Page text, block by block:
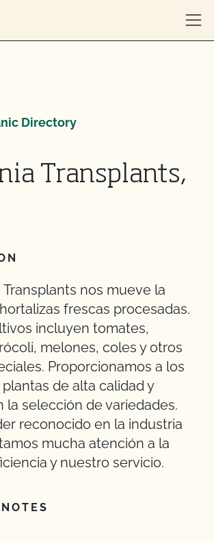
Directory
Transplants,
Transplants nos mueve la
frescas procesadas.
incluyen tomates,
melones, coles y otros
Proporcionamos a los
de alta calidad y
la selección de variedades.
reconocido en la industria
mucha atención a la
y nuestro servicio.